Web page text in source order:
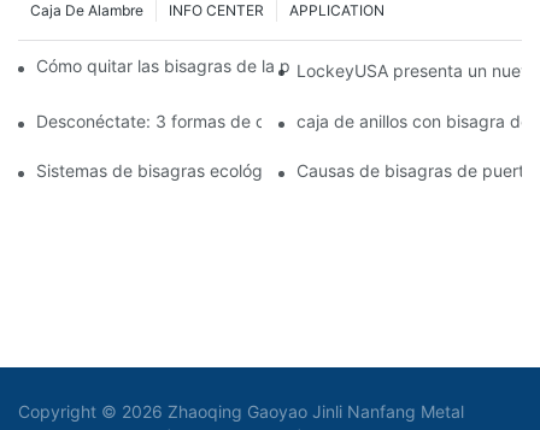
APPLICATION
INFO CENTER
Caja De Alambre
Cómo quitar las bisagras de la puerta de su cocina, horno o
LockeyUSA presenta un
Desconéctate: 3 formas de crear puertas visualmente
caja de anillos con bisagra de
Sistemas de bisagras ecológicas: juntas herméticas para
Causas de bisagras de
Copyright © 2026 Zhaoqing Gaoyao Jinli Nanfang Metal